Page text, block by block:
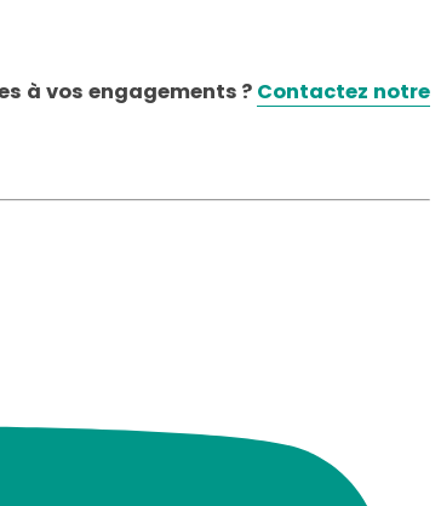
à vos engagements ? Contactez notre